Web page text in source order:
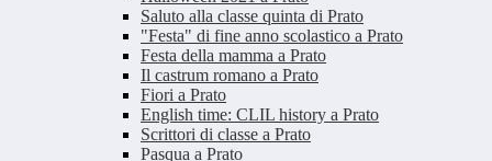
Saluto alla classe quinta di Prato
"Festa" di fine anno scolastico a Prato
Festa della mamma a Prato
Il castrum romano a Prato
Fiori a Prato
English time: CLIL history a Prato
Scrittori di classe a Prato
Pasqua a Prato